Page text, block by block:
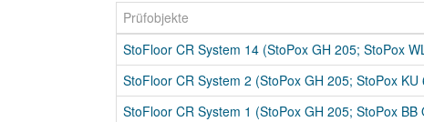
Prüfobjekte
StoFloor CR System 14 (StoPox GH 205; StoPox
StoFloor CR System 2 (StoPox GH 205; StoPox KU
StoFloor CR System 1 (StoPox GH 205; StoPox BB